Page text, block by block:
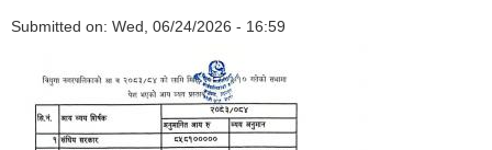
Submitted on: Wed, 06/24/2026 - 16:59